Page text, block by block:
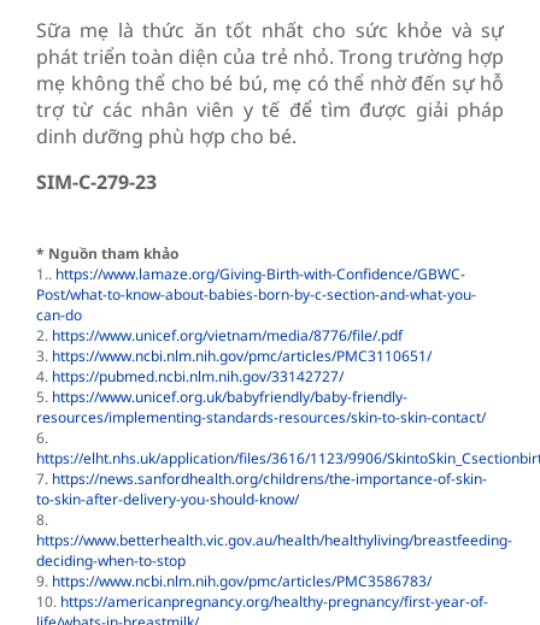
Sữa mẹ là thức ăn tốt nhất cho sức khỏe và sự
phát triển toàn diện của trẻ nhỏ. Trong trường hợp
mẹ không thể cho bé bú, mẹ có thể nhờ đến sự hỗ
trợ từ các nhân viên y tế để tìm được giải pháp
dinh dưỡng phù hợp cho bé.
SIM-C-279-23
* Nguồn tham khảo
1.. https://www.lamaze.org/Giving-Birth-with-Confidence/GBWC-
Post/what-to-know-about-babies-born-by-c-section-and-what-you-
can-do
2. https://www.unicef.org/vietnam/media/8776/file/.pdf
3. https://www.ncbi.nlm.nih.gov/pmc/articles/PMC3110651/
4. https://pubmed.ncbi.nlm.nih.gov/33142727/
5. https://www.unicef.org.uk/babyfriendly/baby-friendly-
resources/implementing-standards-resources/skin-to-skin-contact/
6.
https://elht.nhs.uk/application/files/3616/1123/9906/
7. https://news.sanfordhealth.org/childrens/the-importance-of-skin-
to-skin-after-delivery-you-should-know/
8.
https://www.betterhealth.vic.gov.au/health/healthyliving/breastfeeding-
deciding-when-to-stop
9. https://www.ncbi.nlm.nih.gov/pmc/articles/PMC3586783/
10. https://americanpregnancy.org/healthy-pregnancy/first-year-of-